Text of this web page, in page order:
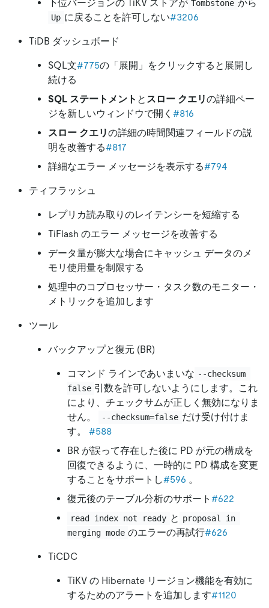
下位バージョンの TiKV ストアが Tombstone から
Up に戻ることを許可しない#3206
TiDB ダッシュボード
SQL文#775の「展開」をクリックすると展開し
続ける
SQL ステートメント と スロー クエリの詳細ペー
ジを新しいウィンドウで開く #816
スロー クエリの詳細の時間関連フィールドの説
明を改善する#817
詳細なエラー メッセージを表示する#794
ティフラッシュ
レプリカ読み取りのレイテンシーを短縮する
TiFlash のエラー メッセージを改善する
データ量が膨大な場合にキャッシュ データのメ
モリ使用量を制限する
処理中のコプロセッサー・タスク数のモニター・
メトリックを追加します
ツール
バックアップと復元 (BR)
コマンド ラインであいまいな --checksum
false 引数を許可しないようにします。これ
により、チェックサムが正しく無効になりま
せん。
--checksum=false だけ受け付けま
す。 #588
BR が誤って存在した後に PD が元の構成を
回復できるように、一時的に PD 構成を変更
することをサポートし#596 。
復元後のテーブル分析のサポート #622
read index not ready と proposal in
merging mode のエラーの再試行#626
TiCDC
TiKV の Hibernate リージョン機能を有効に
するためのアラートを追加します#1120